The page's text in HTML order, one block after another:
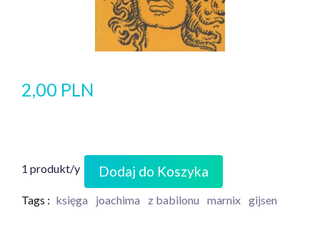
2,00 PLN
1 produkt/y Dodaj do Koszyka
Tags : księga joachima z babilonu marnix gijsen